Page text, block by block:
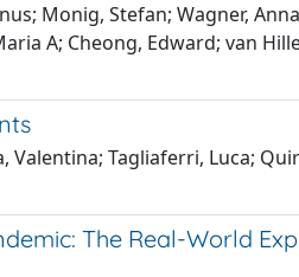
Monig, Stefan; Wagner,
A; Cheong, Edward; van
Valentina; Tagliaferri, Luca;
The Real-World